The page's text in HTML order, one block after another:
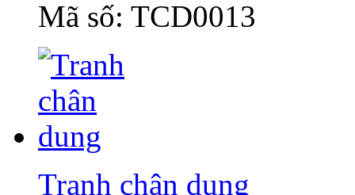
Mã số: TCD0013
Tranh chân dung